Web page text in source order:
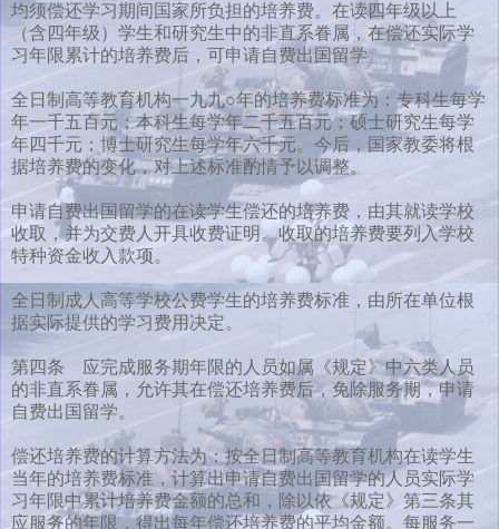
均须偿还学习期间国家所负担的培养费。在读四年级以上
（含四年级）学生和研究生中的非直系眷属，在偿还实际学
习年限累计的培养费后，可申请自费出国留学。
全日制高等教育机构一九九○年的培养费标准为：专科生每学
年一千五百元；本科生每学年二千五百元；硕士研究生每学
年四千元；博士研究生每学年六千元。今后，国家教委将根
据培养费的变化，对上述标准酌情予以调整。
申请自费出国留学的在读学生偿还的培养费，由其就读学校
收取，并为交费人开具收费证明。收取的培养费要列入学校
特种资金收入款项。
全日制成人高等学校公费学生的培养费标准，由所在单位根
据实际提供的学习费用决定。
第四条 应完成服务期年限的人员如属《规定》中六类人员
的非直系眷属，允许其在偿还培养费后，免除服务期，申请
自费出国留学。
偿还培养费的计算方法为：按全日制高等教育机构在读学生
当年的培养费标准，计算出申请自费出国留学的人员实际学
习年限中累计培养费金额的总和，除以依《规定》第三条其
应服务的年限，得出每年偿还培养费的平均金额。每服务一